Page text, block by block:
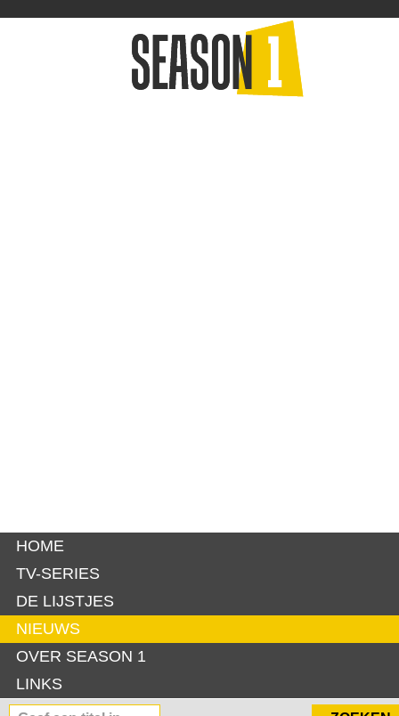
HOME
TV-SERIES
DE LIJSTJES
NIEUWS
OVER SEASON 1
LINKS